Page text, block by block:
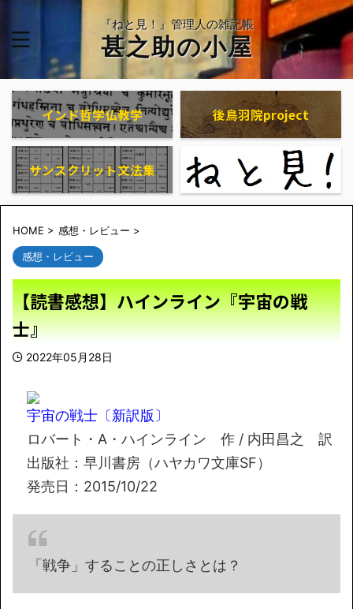
『ねと見！』管理人の雑記帳
甚之助の小屋
インド哲学仏教学 後鳥羽院project
サンスクリット文法集
HOME > 感想・レビュー >
感想・レビュー
【読書感想】ハインライン『宇宙の戦
士』
2022年05月28日
宇宙の戦士〔新訳版〕
ロバート・A・ハインライン 作 / 内田昌之 訳
出版社：早川書房（ハヤカワ文庫SF）
発売日：2015/10/22
「戦争」することの正しさとは？